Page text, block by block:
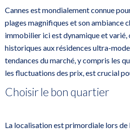
Cannes est mondialement connue
plages magnifiques et son ambiance
immobilier ici est dynamique et
historiques aux résidences ultra-
tendances du marché, y compris les
les fluctuations des prix, est crucial
Choisir le bon quartier
La localisation est primordiale lors de